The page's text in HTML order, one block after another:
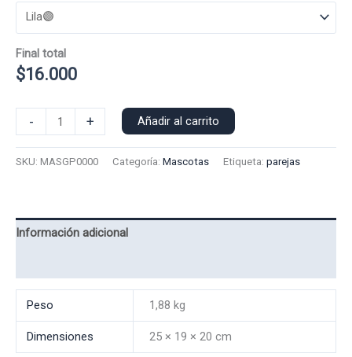
Final total
$16.000
-
Polo
+ Añadir al carrito
SKU: MASGP0000 Categoría: Mascotas Etiqueta: parejas
Información adicional
Peso 1,88 kg
Dimensiones 25 × 19 × 20 cm